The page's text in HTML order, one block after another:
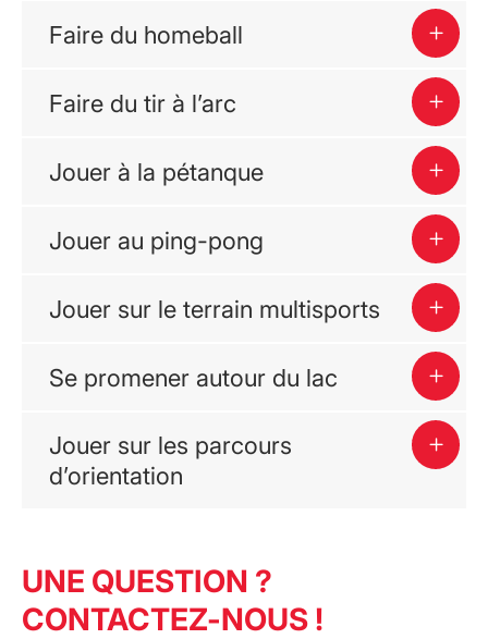
Faire du homeball
Faire du tir à l’arc
Jouer à la pétanque
Jouer au ping-pong
Jouer sur le terrain multisports
Se promener autour du lac
Jouer sur les parcours
d’orientation
UNE QUESTION ?
CONTACTEZ-NOUS !